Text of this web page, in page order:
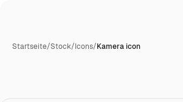
Startseite/Stock/Icons/Kamera icon